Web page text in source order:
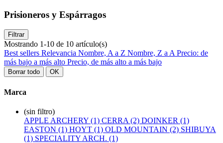
Prisioneros y Espárragos
Filtrar
Mostrando 1-10 de 10 artículo(s)
Best sellers Relevancia Nombre, A a Z Nombre, Z a APrecio: de
más bajo a más alto Precio, de más alto a más bajo
Borrar todo OK
Marca
(sin filtro)
APPLE ARCHERY (1) CERRA (2) DOINKER (1)
EASTON (1) HOYT (1) OLD MOUNTAIN (2) SHIBUYA
(1) SPECIALITY ARCH. (1)